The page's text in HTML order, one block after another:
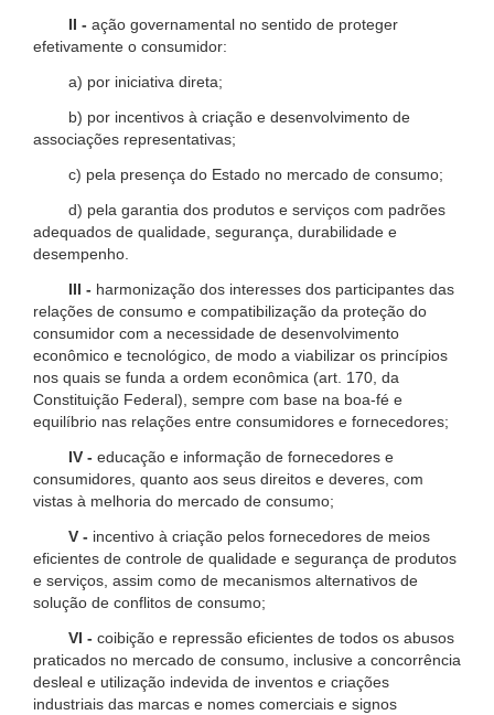
II - ação governamental no sentido de proteger
efetivamente o consumidor:
a) por iniciativa direta;
b) por incentivos à criação e desenvolvimento de
associações representativas;
c) pela presença do Estado no mercado de consumo;
d) pela garantia dos produtos e serviços com padrões
adequados de qualidade, segurança, durabilidade e
desempenho.
III - harmonização dos interesses dos participantes das
relações de consumo e compatibilização da proteção do
consumidor com a necessidade de desenvolvimento
econômico e tecnológico, de modo a viabilizar os princípios
nos quais se funda a ordem econômica (art. 170, da
Constituição Federal), sempre com base na boa-fé e
equilíbrio nas relações entre consumidores e fornecedores;
IV - educação e informação de fornecedores e
consumidores, quanto aos seus direitos e deveres, com
vistas à melhoria do mercado de consumo;
V - incentivo à criação pelos fornecedores de meios
eficientes de controle de qualidade e segurança de produtos
e serviços, assim como de mecanismos alternativos de
solução de conflitos de consumo;
VI - coibição e repressão eficientes de todos os abusos
praticados no mercado de consumo, inclusive a concorrência
desleal e utilização indevida de inventos e criações
industriais das marcas e nomes comerciais e signos